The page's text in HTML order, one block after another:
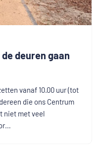
deuren gaan
vanaf 10.00 uur (tot
die ons Centrum
niet met veel